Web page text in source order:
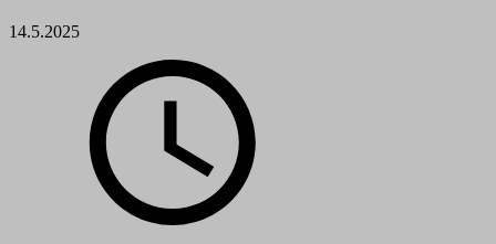
14.5.2025